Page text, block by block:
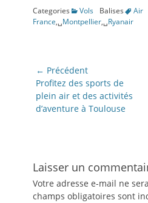
Categories Vols Balises
Air
France,␣Montpellier,␣Ryanair
Navigation
de
l’article
← Précédent
Article
précédent:
Profitez des sports de
plein air et des activités
d’aventure à Toulouse
Laisser un
Votre adresse e-mail ne
champs obligatoires sont